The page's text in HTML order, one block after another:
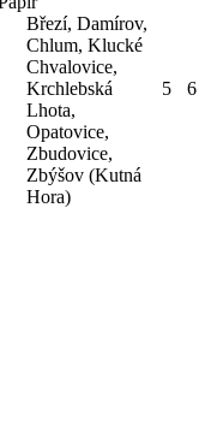
Březí, Damírov,
Chlum, Klucké
Chvalovice,
Krchlebská
Lhota,
Opatovice,
Zbudovice,
Zbýšov (Kutná
Hora)
5 6